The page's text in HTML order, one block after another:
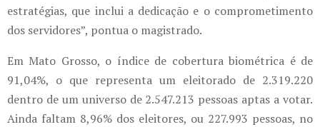
estratégias, que inclui a dedicação e o comprometimento
dos servidores”, pontua o magistrado.
Em Mato Grosso, o índice de cobertura biométrica é de
91,04%, o que representa um eleitorado de 2.319.220
dentro de um universo de 2.547.213 pessoas aptas a votar.
Ainda faltam 8,96% dos eleitores, ou 227.993 pessoas, no